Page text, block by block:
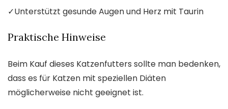
✓Unterstützt gesunde Augen und Herz mit Taurin
Praktische Hinweise
Beim Kauf dieses Katzenfutters sollte man bedenken,
dass es für Katzen mit speziellen Diäten
möglicherweise nicht geeignet ist.